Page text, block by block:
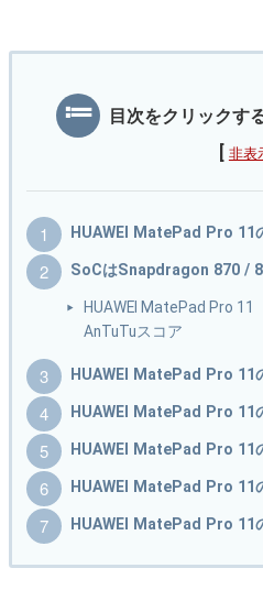
目次をクリックす
非表
HUAWEI MatePad Pro 11
SoCはSnapdragon 870 /
HUAWEI MatePad Pro
AnTuTuスコア
HUAWEI MatePad Pro 11
HUAWEI MatePad Pro 11
HUAWEI MatePad Pro 11
HUAWEI MatePad Pro 11
HUAWEI MatePad Pro 11